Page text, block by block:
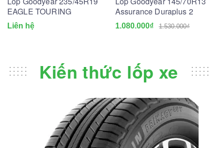
EAGLE TOURING
Liên hệ
Assurance Duraplus 2
1.080.000₫ 1.530.000₫
Kiến thức lốp xe